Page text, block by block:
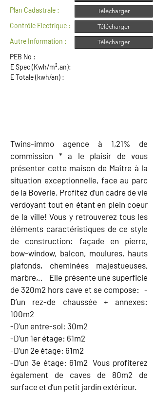
Plan Cadastrale : Télécharger
Contrôle Electrique : Télécharger
Autre Information : Télécharger
PEB No :
E Spec (Kwh/m².an):
E Totale (kwh/an) :
Twins-immo agence à 1,21% de
commission * a le plaisir de vous
présenter cette maison de Maître à la
situation exceptionnelle, face au parc
de la Boverie. Profitez d’un cadre de vie
verdoyant tout en étant en plein coeur
de la ville! Vous y retrouverez tous les
éléments caractéristiques de ce style
de construction: façade en pierre,
bow-window, balcon, moulures, hauts
plafonds, cheminées majestueuses,
marbre,.. Elle présente une superficie
de 320m2 hors cave et se compose: -
D’un rez-de chaussée + annexes:
100m2
-D’un entre-sol: 30m2
-D’un 1er étage: 61m2
-D’un 2e étage: 61m2
-D’un 3e étage: 61m2 Vous profiterez
également de caves de 80m2 de
surface et d’un petit jardin extérieur.